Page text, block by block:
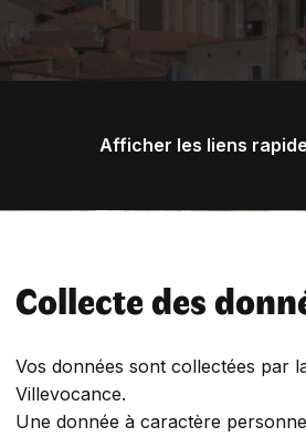
Afficher les liens
Collecte des
Vos données sont collectées par
Villevocance.
Une donnée à caractère